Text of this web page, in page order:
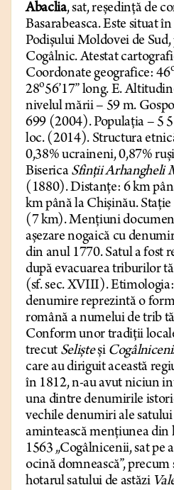
Abaclia,sat, reședință de
Basarabeasca. Este situat
Podișului Moldovei de Sud,
Cogâlnic. Atestat
Coordonate geografice: 46
28o56’17” long. E.
nivelul mării – 59 m.
699 (2004). Populația – 5
loc. (2014). Structura
0,38% ucraineni, 0,87%
Biserica Sfinții Arhangheli
(1880).Distanțe: 6 km
km până la Chișinău. Stație
(7 km). Mențiuni
așezare nogaică cu
din anul 1770. Satul a fost
după evacuarea triburilor
(sf. sec. XVIII).
denumire reprezintă o
română a numelui de trib
Conform unor tradiții
trecut SelișteșiCogâlniceni
care au diriguit această
în 1812, n-au avut niciun
una dintre denumirile
vechile denumiri ale satului
amintească mențiunea din
1563 „Cogâlnicenii, sat pe
ocină domnească”,
hotarul satului de astăzi